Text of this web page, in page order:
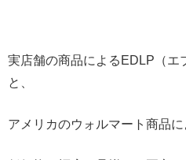
実店舗の商品によるEDLP（エ
と、
アメリカのウォルマート商品に